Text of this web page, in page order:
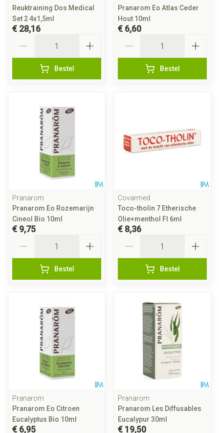
Reuktraining Dos Medical
Set 2 4x1,5ml
€ 28,16
Bestel
Pranarom Eo Atlas Ceder
Hout 10ml
€ 6,60
Bestel
Pranarom
Pranarom Eo Rozemarijn
Cineol Bio 10ml
€ 9,75
Bestel
Covarmed
Toco-tholin 7 Etherische
Olie+menthol Fl 6ml
€ 8,36
Bestel
Pranarom
Pranarom Eo Citroen
Eucalyptus Bio 10ml
€ 6,95
Pranarom
Pranarom Les Diffusables
Eucalypur 30ml
€ 19,50